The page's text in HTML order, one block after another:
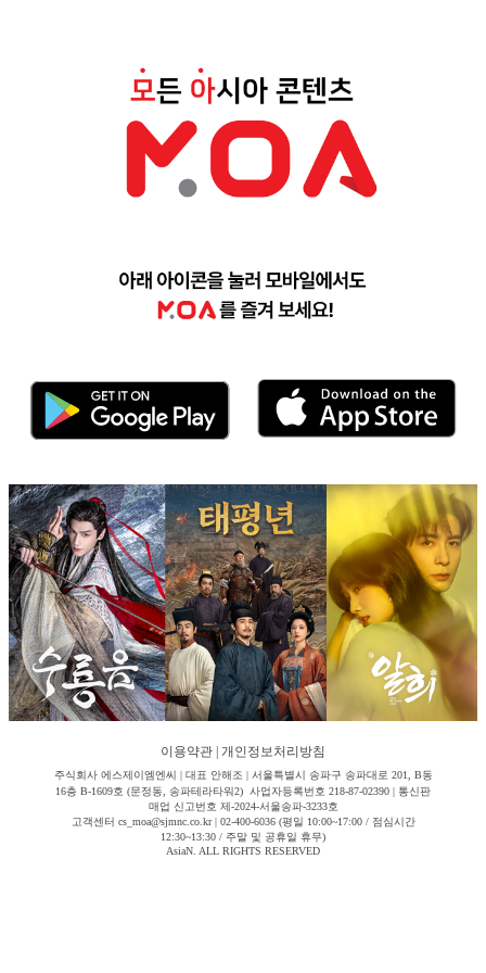
이용약관 개인정보처리방침
주식회사 에스제이엠엔씨 | 대표 안해조 | 서울특별시 송파구 송파대로 201, B동
16층 B-1609호 (문정동, 송파테라타워2) 사업자등록번호 218-87-02390 | 통신판
매업 신고번호 제-2024-서울송파-3233호
고객센터 cs_moa@sjmnc.co.kr | 02-400-6036 (평일 10:00~17:00 / 점심시간
12:30~13:30 / 주말 및 공휴일 휴무)
AsiaN. ALL RIGHTS RESERVED